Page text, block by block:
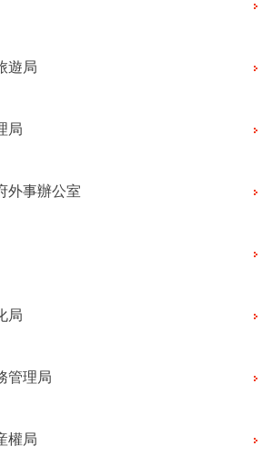
遊局
局
外事辦公室
局
管理局
權局